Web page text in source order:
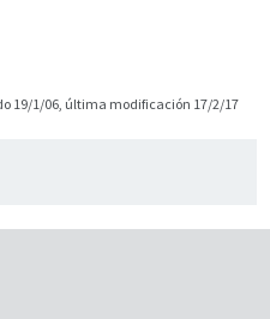
19/1/06, última modificación 17/2/17